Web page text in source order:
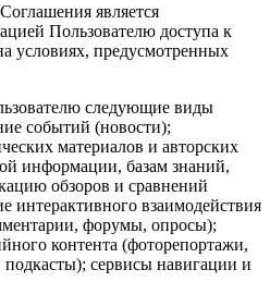
является
Пользователю доступа к
условиях, предусмотренных
следующие виды
событий (новости);
материалов и авторских
информации, базам знаний,
обзоров и сравнений
интерактивного взаимодействия
форумы, опросы);
контента (фоторепортажи,
сервисы навигации и